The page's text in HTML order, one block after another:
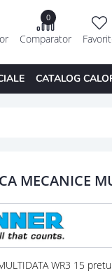
0
Comparator
CATALOG
MECANICE
WR3 15